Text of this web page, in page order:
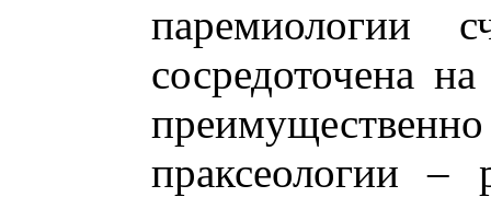
паремиологии
сосредоточена
праксеологии –